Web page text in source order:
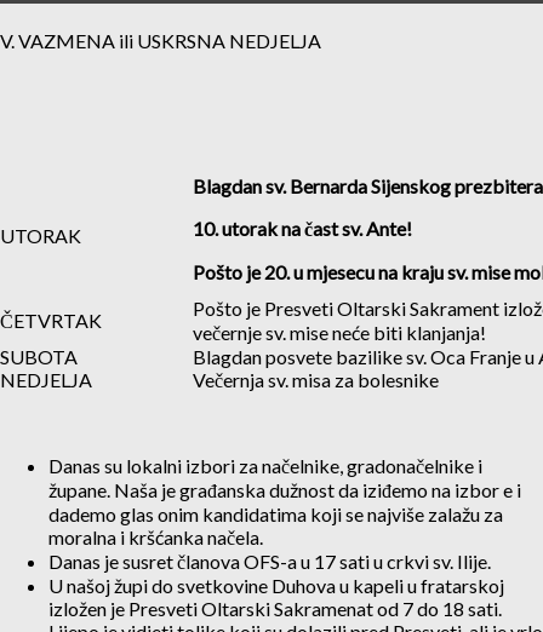
V. VAZMENA ili USKRSNA NEDJELJA
UTORAK
Blagdan sv. Bernarda Sijenskog prezbitera
10. utorak na čast sv. Ante!
Pošto je 20. u mjesecu na kraju sv. mise
ČETVRTAK
Pošto je Presveti Oltarski Sakrament
večernje sv. mise neće biti klanjanja!
SUBOTA
Blagdan posvete bazilike sv. Oca Franje u
NEDJELJA
Večernja sv. misa za bolesnike
Danas su lokalni izbori za načelnike, gradonačelnike i
župane. Naša je građanska dužnost da iziđemo na izbor e i
dademo glas onim kandidatima koji se najviše zalažu za
moralna i kršćanka načela.
Danas je susret članova OFS-a u 17 sati u crkvi sv. Ilije.
U našoj župi do svetkovine Duhova u kapeli u fratarskoj
izložen je Presveti Oltarski Sakramenat od 7 do 18 sati.